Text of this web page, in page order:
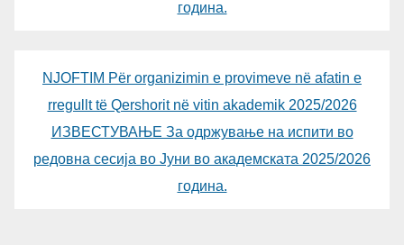
година.
NJOFTIM Për organizimin e provimeve në afatin e
rregullt të Qershorit në vitin akademik 2025/2026
ИЗВЕСТУВАЊЕ За одржување на испити во
редовна сесија во Јуни во академската 2025/2026
година.